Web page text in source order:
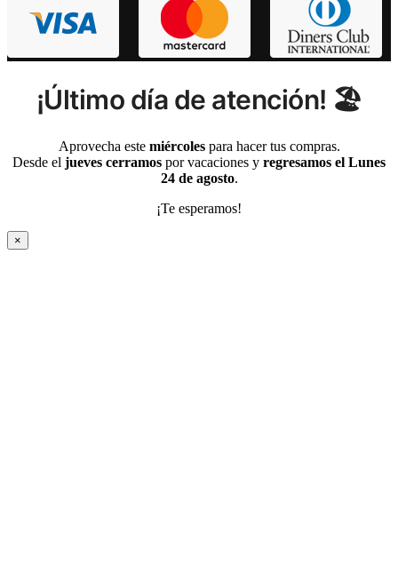
¡Último día de atención! 🏖️
Aprovecha este miércolespara hacer tus compras.
Desde el jueves cerramos por vacaciones y regresamos el Lunes
24 de agosto.
¡Te esperamos!
×